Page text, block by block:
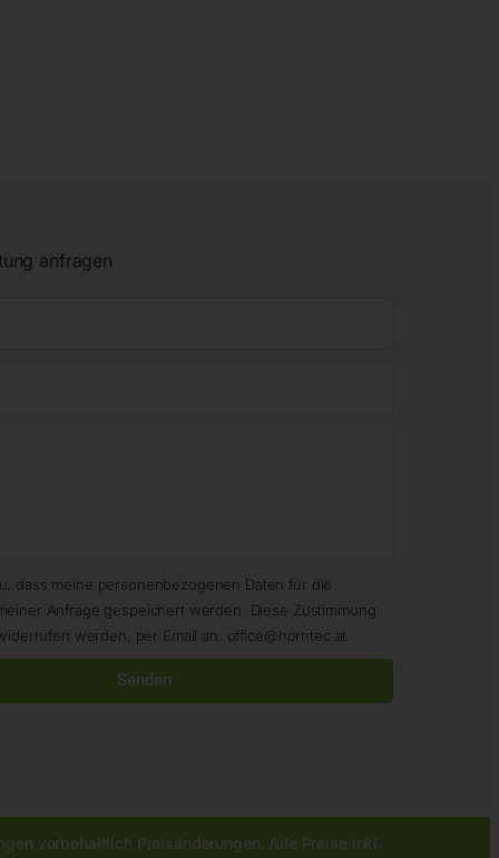
anfragen
dass meine personenbezogenen Daten für die
Anfrage gespeichert werden. Diese Zustimmung
werden, per Email an: office@horntec.at
Senden
vorbehaltlich Preisänderungen. Alle Preise inkl.